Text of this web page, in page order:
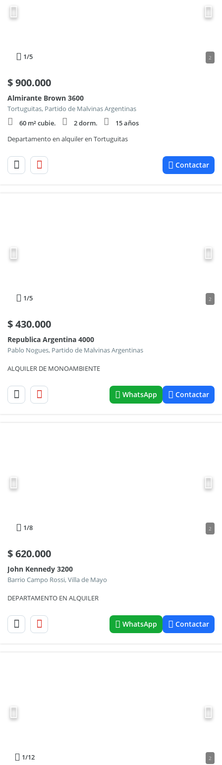
1/5 2
$900.000
Almirante Brown 3600
Tortuguitas, Partido de Malvinas Argentinas
60 m² cubie.
2 dorm.
15 años
Departamento en alquiler en Tortuguitas
Contactar
1/5 2
$430.000
Republica Argentina 4000
Pablo Nogues, Partido de Malvinas Argentinas
ALQUILER DE MONOAMBIENTE
WhatsApp Contactar
1/8 2
$620.000
John Kennedy 3200
Barrio Campo Rossi, Villa de Mayo
DEPARTAMENTO EN ALQUILER
WhatsApp Contactar
1/12 2